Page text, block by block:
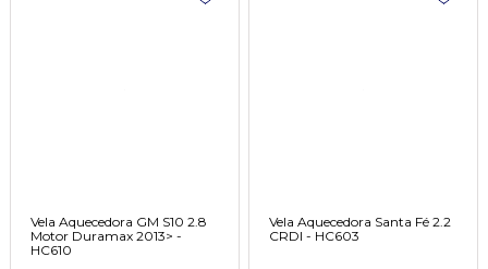
Vela Aquecedora GM S10 2.8
Motor Duramax 2013> -
HC610
Vela Aquecedora Santa Fé 2.2
CRDI - HC603